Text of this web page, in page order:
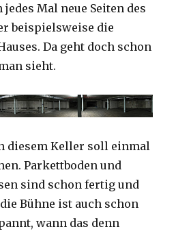
Mal neue Seiten des
beispielsweise die
Da geht doch schon
sieht.
diesem Keller soll einmal
Parkettboden und
sind schon fertig und
Bühne ist auch schon
wann das denn